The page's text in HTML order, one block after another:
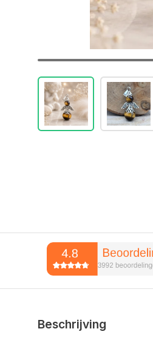
Beschrijving